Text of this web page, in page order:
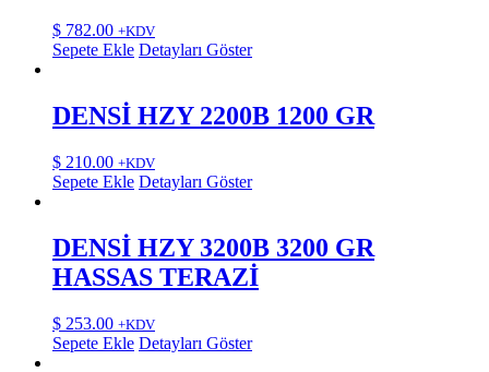
$ 782.00 +KDV
Sepete Ekle Detayları Göster
DENSİ HZY 2200B 1200 GR
$ 210.00 +KDV
Sepete Ekle Detayları Göster
DENSİ HZY 3200B 3200 GR
HASSAS TERAZİ
$ 253.00 +KDV
Sepete Ekle Detayları Göster